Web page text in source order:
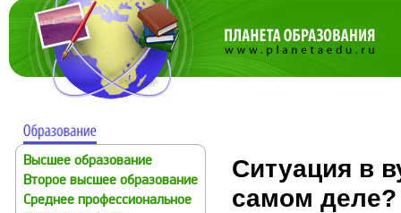
Высшее образование
Второе высшее образование
Среднее профессиональное
Ситуация в
самом деле?